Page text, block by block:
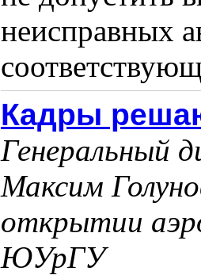
неисправных
Кадры
Генеральный
Максим
открытии
ЮУрГУ